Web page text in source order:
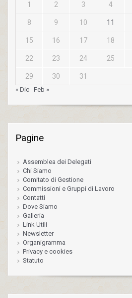
1 2 3 4
8 9 10 11
15 16 17 18
22 23 24 25
29 30 31
« Dic Feb »
Pagine
Assemblea dei Delegati
Chi Siamo
Comitato di Gestione
Commissioni e Gruppi di Lavoro
Contatti
Dove Siamo
Galleria
Link Utili
Newsletter
Organigramma
Privacy e cookies
Statuto